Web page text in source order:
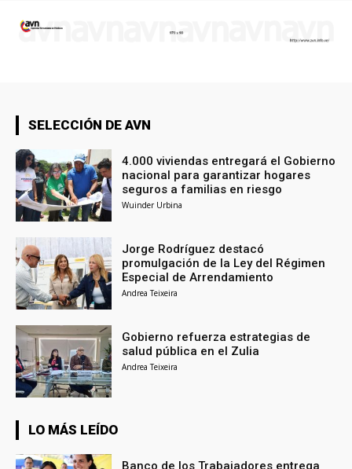
SELECCIÓN DE AVN
4.000 viviendas entregará el Gobierno
nacional para garantizar hogares
seguros a familias en riesgo
Wuinder Urbina
Jorge Rodríguez destacó
promulgación de la Ley del Régimen
Especial de Arrendamiento
Andrea Teixeira
Gobierno refuerza estrategias de
salud pública en el Zulia
Andrea Teixeira
LO MÁS LEÍDO
Banco de los Trabajadores entrega